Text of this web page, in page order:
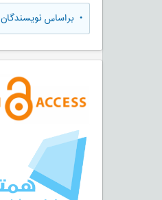
• براساس نویسندگان